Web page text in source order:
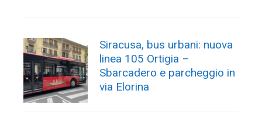
Siracusa, bus urbani: nuova
linea 105 Ortigia –
Sbarcadero e parcheggio in
via Elorina